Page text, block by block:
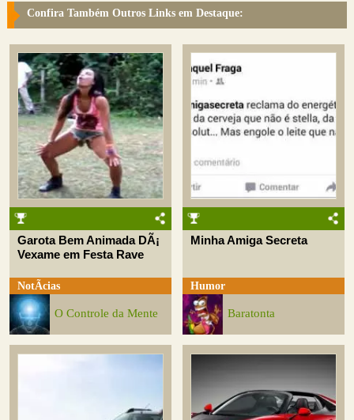
Confira Também Outros Links em Destaque:
Garota Bem Animada DÃ¡
Vexame em Festa Rave
NotÃ­cias
O Controle da Mente
Minha Amiga Secreta
Humor
Baratonta